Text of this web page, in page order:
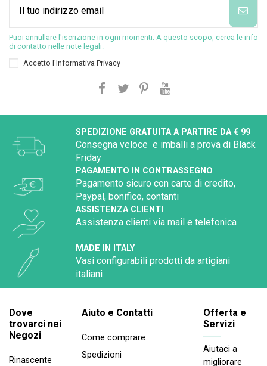
Puoi annullare l'iscrizione in ogni momenti. A questo scopo, cerca le info
di contatto nelle note legali.
Accetto l'Informativa Privacy
SPEDIZIONE GRATUITA A PARTIRE DA € 99
Consegna veloce e imballi a prova di Black
Friday
PAGAMENTO IN CONTRASSEGNO
Pagamento sicuro con carte di credito,
Paypal, bonifico, contanti
ASSISTENZA CLIENTI
Assistenza clienti via mail e telefonica
MADE IN ITALY
Vasi configurabili prodotti da artigiani
italiani
Dove
trovarci nei
Negozi
Rinascente
Aiuto e Contatti
Come comprare
Spedizioni
Offerta e
Servizi
Aiutaci a
migliorare